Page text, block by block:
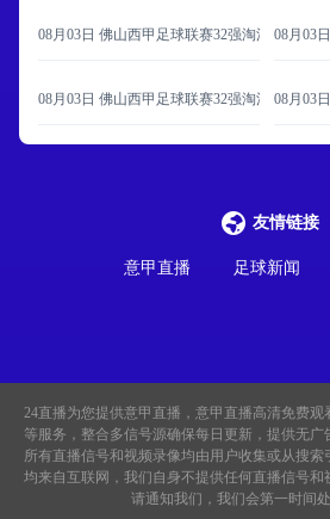
08月03日 佛山西甲足球联赛32强淘汰赛 大塘
08月03
08月03日 佛山西甲足球联赛32强淘汰赛 广州
08月03
友情链接
意甲直播 足球新闻
24直播为您提供意甲直播，意甲直播高清免费
等服务，整合多信号源确保每日更新，提供无广
所有直播信号和视频录像均由用户收集或从搜
均来自互联网，我们自身不提供任何直播信号
请通知我们，我们会第一时间